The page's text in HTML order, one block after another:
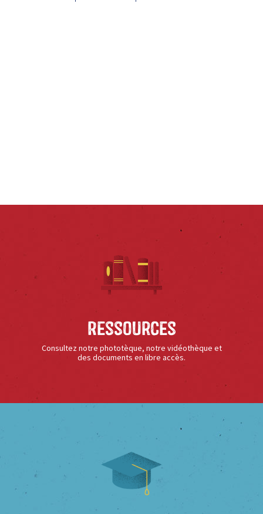
Ressources
Consultez notre phototèque, notre vidéothèque et
des documents en libre accès.